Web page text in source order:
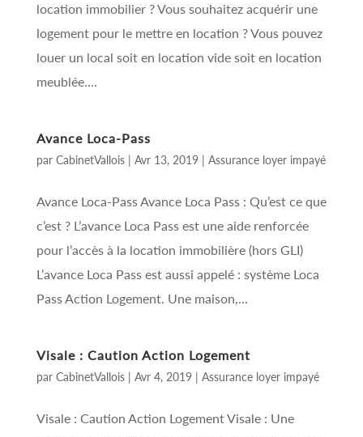
location immobilier ? Vous souhaitez acquérir une
logement pour le mettre en location ? Vous pouvez
louer un local soit en location vide soit en location
meublée....
Avance Loca-Pass
par CabinetVallois| Avr 13, 2019| Assurance loyer impayé
Avance Loca-Pass Avance Loca Pass : Qu’est ce que
c’est ? L’avance Loca Pass est une aide renforcée
pour l’accès à la location immobilière (hors GLI)
L’avance Loca Pass est aussi appelé : système Loca
Pass Action Logement. Une maison,...
Visale : Caution Action Logement
par CabinetVallois| Avr 4, 2019| Assurance loyer impayé
Visale : Caution Action Logement Visale : Une